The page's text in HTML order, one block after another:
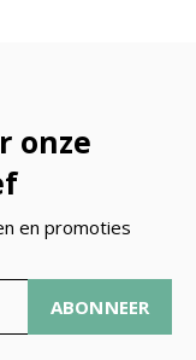
onze
en promoties
ABONNEER